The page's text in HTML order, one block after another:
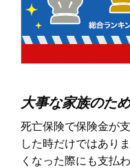
大事な家族のた
死亡保険で保険金が
した時だけではあり
くなった際にも支払